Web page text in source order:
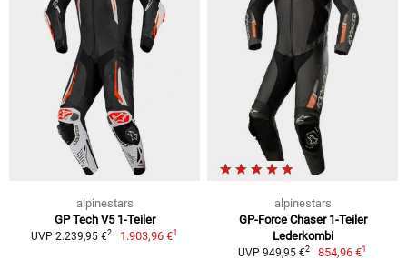
alpinestars
GP Tech V5 1-Teiler
UVP 2.239,95 €2 1.903,96 €1
alpinestars
GP-Force Chaser 1-Teiler
Lederkombi
UVP 949,95 €2 854,96 €1